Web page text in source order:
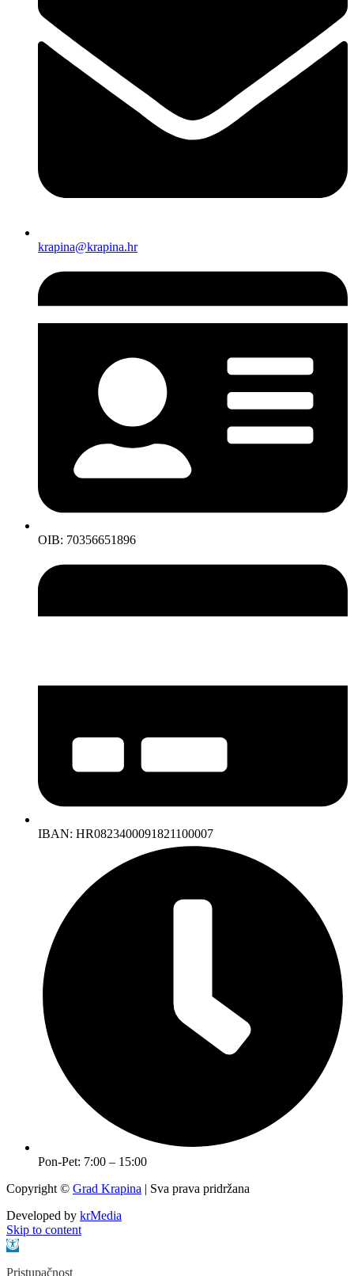
krapina@krapina.hr
OIB: 70356651896
IBAN: HR0823400091821100007
Pon-Pet: 7:00 – 15:00
Copyright © Grad Krapina | Sva prava pridržana
Developed by krMedia
Skip to content
Open toolbar
Pristupačnost